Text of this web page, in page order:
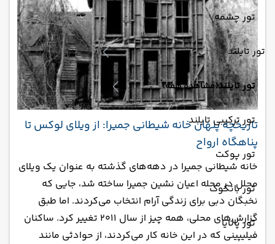
تور چشمه
تور تایلند
تور تایلند(مشاهده همه)
تور ترکیبی تایلند
تور پوکت
تور بانکوک
تور پاتایا
تاریخچه پنهان خانه شیطانی جمیرا: از ویلای لوکس تا
پناهگاه ارواح
خانه شیطانی جمیرا در دهه‌های گذشته به عنوان یک ویلای
مجلل در محله اعیان‌ نشین جمیرا ساخته شد، جایی که
نخبگان دبی برای زندگی آرام انتخاب می‌کردند. اما طبق
گزارش‌های محلی، همه چیز از سال ۲۰۱۱ تغییر کرد. ساکنان
فیلیپینی که در این خانه کار می‌کردند، از حوادثی مانند